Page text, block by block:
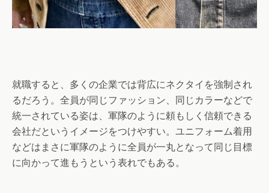
就職すると、多くの企業では背広にネクタイを強制され
るだろう。全員が同じファッション、同じカラーなどで
統一されている姿は、軍隊のように頼もしく信頼できる
会社だというイメージをつけやすい。ユニフォーム着用
などはまさに軍隊のように全員が一丸となって同じ目標
に向かって進もうという表れでもある。